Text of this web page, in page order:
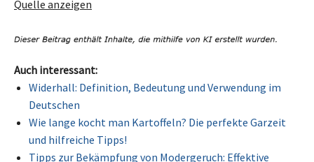
Quelle anzeigen
Auch interessant:
Widerhall: Definition, Bedeutung und Verwendung im
Deutschen
Wie lange kocht man Kartoffeln? Die perfekte Garzeit
und hilfreiche Tipps!
Tipps zur Bekämpfung von Modergeruch: Effektive